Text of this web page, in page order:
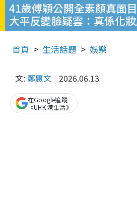
41歲傅穎公開全素顏真面
大平反變臉疑雲：真係化
首頁 生活話題 娛樂
文: 鄭惠文 2026.06.13
在Google追蹤
《UHK 港生活》